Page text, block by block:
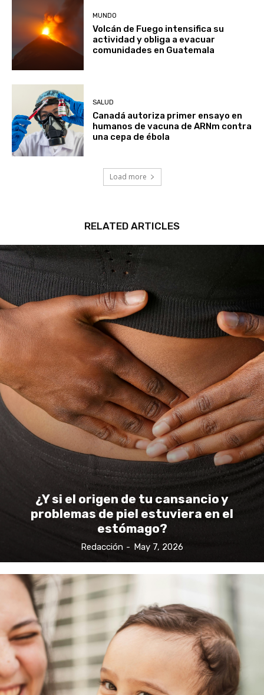
MUNDO
Volcán de Fuego intensifica su
actividad y obliga a evacuar
comunidades en Guatemala
SALUD
Canadá autoriza primer ensayo en
humanos de vacuna de ARNm contra
una cepa de ébola
Load more
RELATED ARTICLES
¿Y si el origen de tu cansancio y
problemas de piel estuviera en el
estómago?
Redacción - May 7, 2026